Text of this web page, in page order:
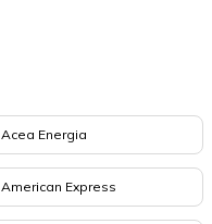
Acea Energia
American Express